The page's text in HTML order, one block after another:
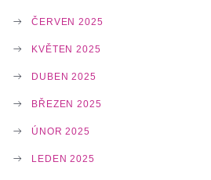
ČERVEN 2025
KVĚTEN 2025
DUBEN 2025
BŘEZEN 2025
ÚNOR 2025
LEDEN 2025